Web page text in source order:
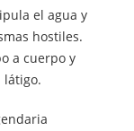
el agua y
hostiles.
a cuerpo y
látigo.